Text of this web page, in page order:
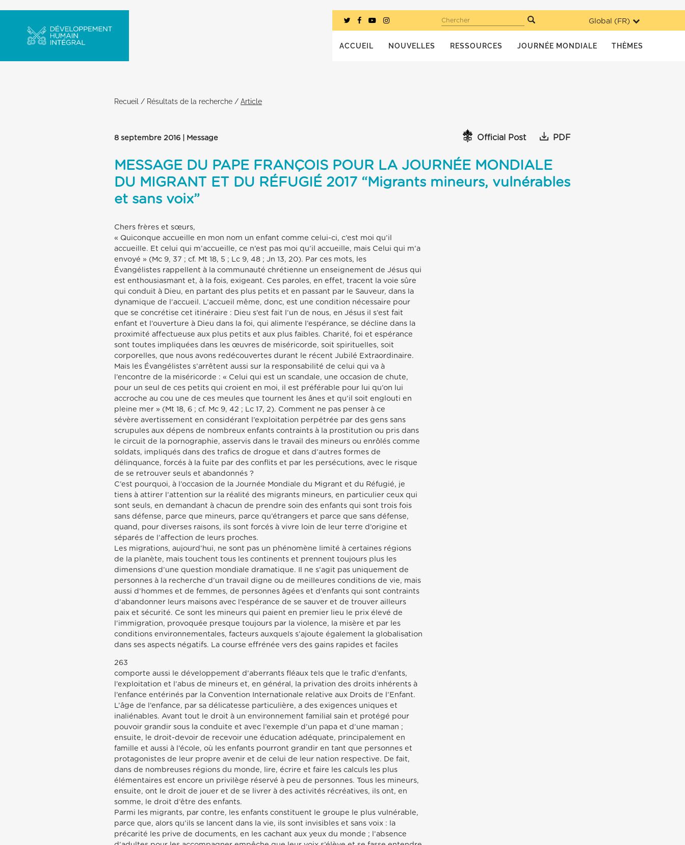
Global (FR)
Chercher
ACCUEIL NOUVELLES RESSOURCES JOURNÉE MONDIALE THÈMES
Recueil / Résultats de la recherche / Article
8 septembre 2016 | Message Official Post PDF
MESSAGE DU PAPE FRANÇOIS POUR LA JOURNÉE MONDIALE
DU MIGRANT ET DU RÉFUGIÉ 2017 “Migrants mineurs, vulnérables
et sans voix”
Chers frères et sœurs,
« Quiconque accueille en mon nom un enfant comme celui-ci, c’est moi qu’il
accueille. Et celui qui m’accueille, ce n’est pas moi qu’il accueille, mais Celui qui m’a
envoyé » (Mc 9, 37 ; cf. Mt 18, 5 ; Lc 9, 48 ; Jn 13, 20). Par ces mots, les
Évangélistes rappellent à la communauté chrétienne un enseignement de Jésus qui
est enthousiasmant et, à la fois, exigeant. Ces paroles, en effet, tracent la voie sûre
qui conduit à Dieu, en partant des plus petits et en passant par le Sauveur, dans la
dynamique de l’accueil. L’accueil même, donc, est une condition nécessaire pour
que se concrétise cet itinéraire : Dieu s’est fait l’un de nous, en Jésus il s’est fait
enfant et l’ouverture à Dieu dans la foi, qui alimente l’espérance, se décline dans la
proximité affectueuse aux plus petits et aux plus faibles. Charité, foi et espérance
sont toutes impliquées dans les œuvres de miséricorde, soit spirituelles, soit
corporelles, que nous avons redécouvertes durant le récent Jubilé Extraordinaire.
Mais les Évangélistes s’arrêtent aussi sur la responsabilité de celui qui va à
l’encontre de la miséricorde : « Celui qui est un scandale, une occasion de chute,
pour un seul de ces petits qui croient en moi, il est préférable pour lui qu’on lui
accroche au cou une de ces meules que tournent les ânes et qu’il soit englouti en
pleine mer » (Mt 18, 6 ; cf. Mc 9, 42 ; Lc 17, 2). Comment ne pas penser à ce
sévère avertissement en considérant l’exploitation perpétrée par des gens sans
scrupules aux dépens de nombreux enfants contraints à la prostitution ou pris dans
le circuit de la pornographie, asservis dans le travail des mineurs ou enrôlés comme
soldats, impliqués dans des trafics de drogue et dans d’autres formes de
délinquance, forcés à la fuite par des conflits et par les persécutions, avec le risque
de se retrouver seuls et abandonnés ?
C’est pourquoi, à l’occasion de la Journée Mondiale du Migrant et du Réfugié, je
tiens à attirer l’attention sur la réalité des migrants mineurs, en particulier ceux qui
sont seuls, en demandant à chacun de prendre soin des enfants qui sont trois fois
sans défense, parce que mineurs, parce qu’étrangers et parce que sans défense,
quand, pour diverses raisons, ils sont forcés à vivre loin de leur terre d’origine et
séparés de l’affection de leurs proches.
Les migrations, aujourd’hui, ne sont pas un phénomène limité à certaines régions
de la planète, mais touchent tous les continents et prennent toujours plus les
dimensions d’une question mondiale dramatique. Il ne s’agit pas uniquement de
personnes à la recherche d’un travail digne ou de meilleures conditions de vie, mais
aussi d’hommes et de femmes, de personnes âgées et d’enfants qui sont contraints
d’abandonner leurs maisons avec l’espérance de se sauver et de trouver ailleurs
paix et sécurité. Ce sont les mineurs qui paient en premier lieu le prix élevé de
l’immigration, provoquée presque toujours par la violence, la misère et par les
conditions environnementales, facteurs auxquels s’ajoute également la globalisation
dans ses aspects négatifs. La course effrénée vers des gains rapides et faciles
263
comporte aussi le développement d’aberrants fléaux tels que le trafic d’enfants,
l’exploitation et l’abus de mineurs et, en général, la privation des droits inhérents à
l’enfance entérinés par la Convention Internationale relative aux Droits de l’Enfant.
L’âge de l’enfance, par sa délicatesse particulière, a des exigences uniques et
inaliénables. Avant tout le droit à un environnement familial sain et protégé pour
pouvoir grandir sous la conduite et avec l’exemple d’un papa et d’une maman ;
ensuite, le droit-devoir de recevoir une éducation adéquate, principalement en
famille et aussi à l’école, où les enfants pourront grandir en tant que personnes et
protagonistes de leur propre avenir et de celui de leur nation respective. De fait,
dans de nombreuses régions du monde, lire, écrire et faire les calculs les plus
élémentaires est encore un privilège réservé à peu de personnes. Tous les mineurs,
ensuite, ont le droit de jouer et de se livrer à des activités récréatives, ils ont, en
somme, le droit d’être des enfants.
Parmi les migrants, par contre, les enfants constituent le groupe le plus vulnérable,
parce que, alors qu’ils se lancent dans la vie, ils sont invisibles et sans voix : la
précarité les prive de documents, en les cachant aux yeux du monde ; l’absence